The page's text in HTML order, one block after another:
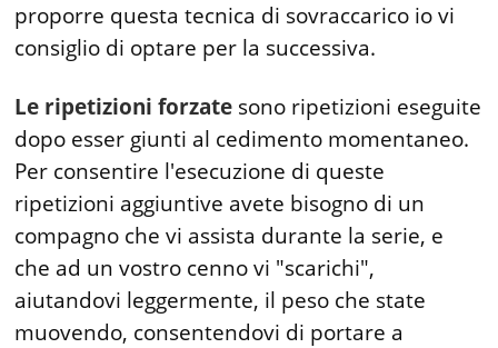
proporre questa tecnica di sovraccarico io vi
consiglio di optare per la successiva.
Le ripetizioni forzate sono ripetizioni eseguite
dopo esser giunti al cedimento momentaneo.
Per consentire l'esecuzione di queste
ripetizioni aggiuntive avete bisogno di un
compagno che vi assista durante la serie, e
che ad un vostro cenno vi "scarichi",
aiutandovi leggermente, il peso che state
muovendo, consentendovi di portare a